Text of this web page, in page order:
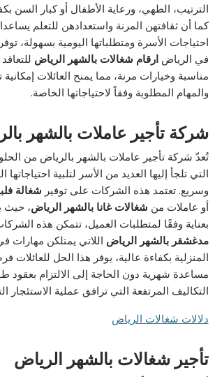
الترتيب، الطهي، ورعاية الأطفال أو كبار السن
كما أن ثقافتهن المرنة واستعدادهن للتعلم
احتياجات الأسرة ومتطلباتها اليومية بسهولة،
في الرياضارقام شغالات بالشهر الرياض
مناسبة وخيارات مرنة، مما يمنح العائلات
والمهام المطلوبة وفقاً لاحتياجاتها الخاصة.
شركة تأجير عاملات بالشهر
تُعدّ شركة تأجير عاملات بالشهر بالرياض من
التي تلجأ إليها العديد من الأسر لتلبية
وسريع. تعتمد هذه الشركات على توفير شغالة
أو عاملات من شغالات غانا بالشهر الرياض، حيث
بعناية وفقًا لمتطلبات العميل، تتمكن هذه
مدغشقر بالشهر الرياض اللاتي يمتلكن مهارات
المنزلية بكفاءة عالية، يوفر هذا الحل
مساعدة شهرية دون الحاجة إلى الالتزام بعقود
التكاليف المرتفعة التي ترافق عملية الاستئجار
دلالات شغالات الرياض
تأجير شغالات بالشهر الرياض